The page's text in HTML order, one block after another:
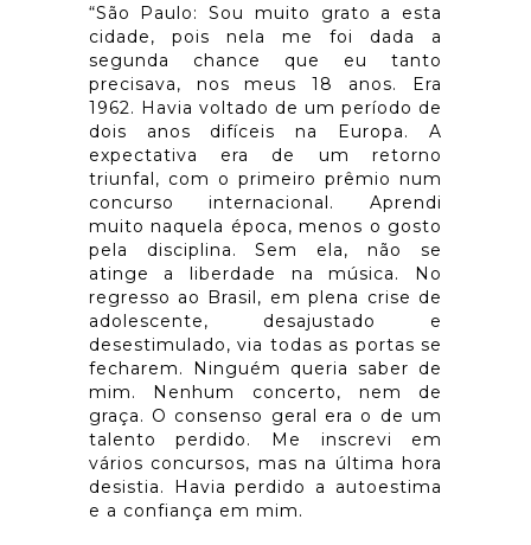
“São Paulo: Sou muito grato a esta
cidade, pois nela me foi dada a
segunda chance que eu tanto
precisava, nos meus 18 anos. Era
1962. Havia voltado de um período de
dois anos difíceis na Europa. A
expectativa era de um retorno
triunfal, com o primeiro prêmio num
concurso internacional. Aprendi
muito naquela época, menos o gosto
pela disciplina. Sem ela, não se
atinge a liberdade na música. No
regresso ao Brasil, em plena crise de
adolescente, desajustado e
desestimulado, via todas as portas se
fecharem. Ninguém queria saber de
mim. Nenhum concerto, nem de
graça. O consenso geral era o de um
talento perdido. Me inscrevi em
vários concursos, mas na última hora
desistia. Havia perdido a autoestima
e a confiança em mim.